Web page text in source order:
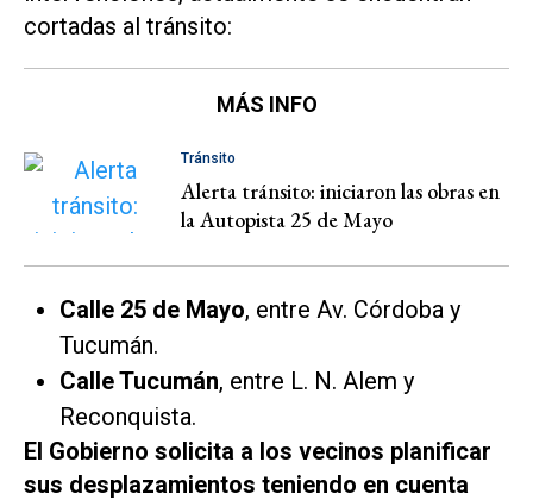
cortadas al tránsito:
MÁS INFO
Tránsito
Alerta tránsito: iniciaron las obras en
la Autopista 25 de Mayo
Calle 25 de Mayo, entre Av. Córdoba y
Tucumán.
Calle Tucumán, entre L. N. Alem y
Reconquista.
El Gobierno solicita a los vecinos planificar
sus desplazamientos teniendo en cuenta